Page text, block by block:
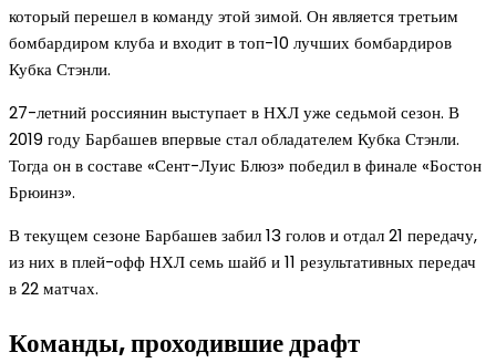
который перешел в команду этой зимой. Он является третьим
бомбардиром клуба и входит в топ-10 лучших бомбардиров
Кубка Стэнли.
27-летний россиянин выступает в НХЛ уже седьмой сезон. В
2019 году Барбашев впервые стал обладателем Кубка Стэнли.
Тогда он в составе «Сент-Луис Блюз» победил в финале «Бостон
Брюинз».
В текущем сезоне Барбашев забил 13 голов и отдал 21 передачу,
из них в плей-офф НХЛ семь шайб и 11 результативных передач
в 22 матчах.
Команды, проходившие драфт